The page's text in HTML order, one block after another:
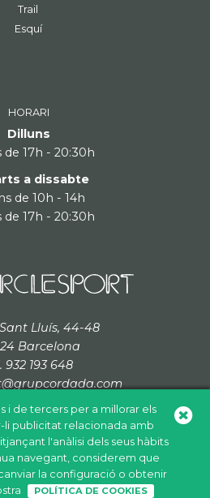
i de tercers per a millorar els
li publicitat relacionada amb
l'anàlisi dels seus hàbits
navegant, considerem que
la configuració o obtenir
POLÍTICA DE COOKIES
Trail
Esquí
HORARI
Dilluns
de 17h - 20:30h
a dissabte
de 10h - 14h
de 17h - 20:30h
Lluís, 44-48
Barcelona
932 193 648
Política de privacitat Avís legal
+